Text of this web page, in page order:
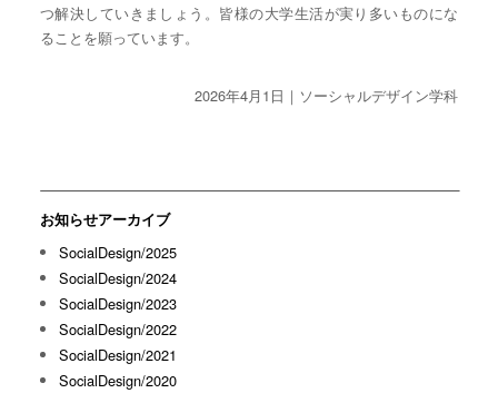
つ解決していきましょう。皆様の大学生活が実り多いものにな
ることを願っています。
2026年4月1日｜ソーシャルデザイン学科
お知らせアーカイブ
SocialDesign/2025
SocialDesign/2024
SocialDesign/2023
SocialDesign/2022
SocialDesign/2021
SocialDesign/2020